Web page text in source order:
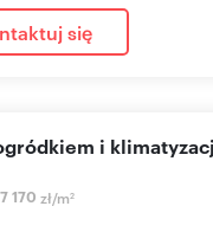
się
7 170 zł/m2
i